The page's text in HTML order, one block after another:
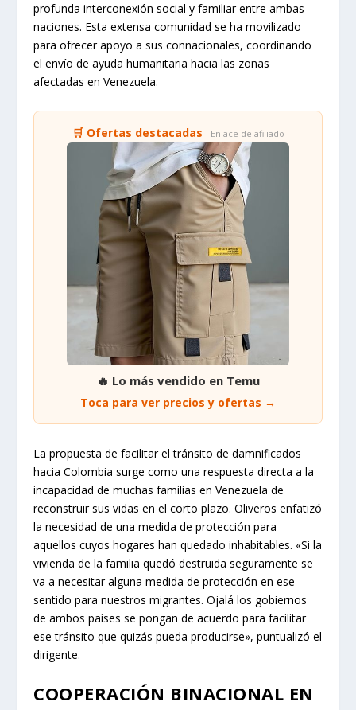
profunda interconexión social y familiar entre ambas
naciones. Esta extensa comunidad se ha movilizado
para ofrecer apoyo a sus connacionales, coordinando
el envío de ayuda humanitaria hacia las zonas
afectadas en Venezuela.
🛒 Ofertas destacadas · Enlace de afiliado
🔥 Lo más vendido en Temu
Toca para ver precios y ofertas →
La propuesta de facilitar el tránsito de damnificados
hacia Colombia surge como una respuesta directa a la
incapacidad de muchas familias en Venezuela de
reconstruir sus vidas en el corto plazo. Oliveros enfatizó
la necesidad de una medida de protección para
aquellos cuyos hogares han quedado inhabitables. «Si la
vivienda de la familia quedó destruida seguramente se
va a necesitar alguna medida de protección en ese
sentido para nuestros migrantes. Ojalá los gobiernos
de ambos países se pongan de acuerdo para facilitar
ese tránsito que quizás pueda producirse», puntualizó el
dirigente.
COOPERACIÓN BINACIONAL EN